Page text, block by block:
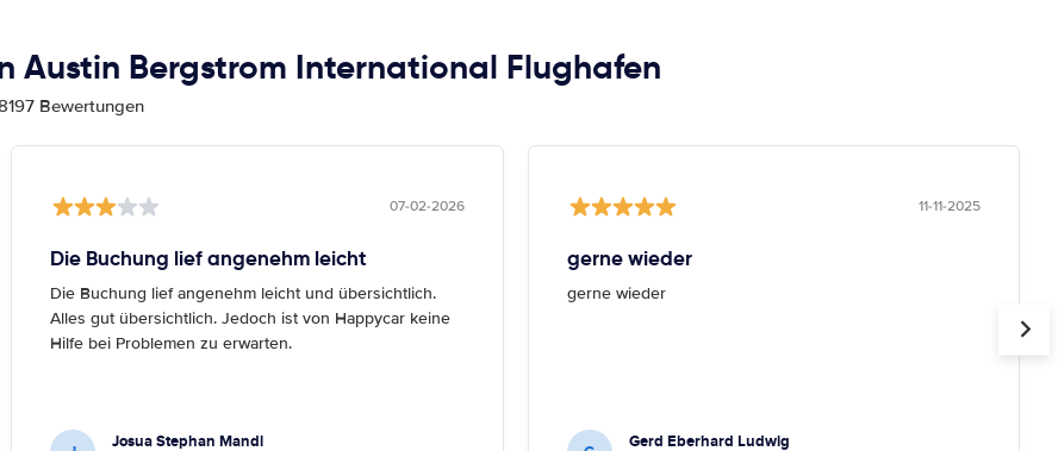
Austin Bergstrom International Flughafen
Bewertungen
07-02-2026
Die Buchung lief angenehm leicht
Die Buchung lief angenehm leicht und übersichtlich.
Alles gut übersichtlich. Jedoch ist von Happycar keine
Hilfe bei Problemen zu erwarten.
Josua Stephan Mandl
11-11-2025
gerne wieder
gerne wieder
Gerd Eberhard Ludwig